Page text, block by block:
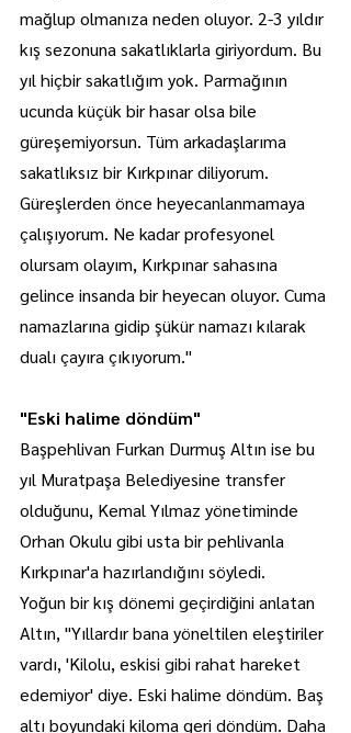
mağlup olmanıza neden oluyor. 2-3 yıldır
kış sezonuna sakatlıklarla giriyordum. Bu
yıl hiçbir sakatlığım yok. Parmağının
ucunda küçük bir hasar olsa bile
güreşemiyorsun. Tüm arkadaşlarıma
sakatlıksız bir Kırkpınar diliyorum.
Güreşlerden önce heyecanlanmamaya
çalışıyorum. Ne kadar profesyonel
olursam olayım, Kırkpınar sahasına
gelince insanda bir heyecan oluyor. Cuma
namazlarına gidip şükür namazı kılarak
dualı çayıra çıkıyorum."
"Eski halime döndüm"
Başpehlivan Furkan Durmuş Altın ise bu
yıl Muratpaşa Belediyesine transfer
olduğunu, Kemal Yılmaz yönetiminde
Orhan Okulu gibi usta bir pehlivanla
Kırkpınar'a hazırlandığını söyledi.
Yoğun bir kış dönemi geçirdiğini anlatan
Altın, "Yıllardır bana yöneltilen eleştiriler
vardı, 'Kilolu, eskisi gibi rahat hareket
edemiyor' diye. Eski halime döndüm. Baş
altı boyundaki kiloma geri döndüm. Daha